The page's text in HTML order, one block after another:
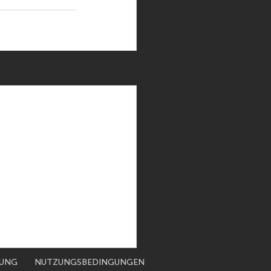
NUTZUNGSBEDINGUNGEN